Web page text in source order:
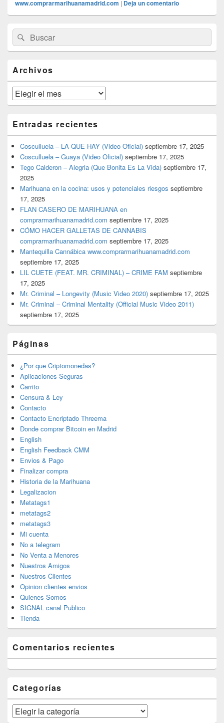
www.comprarmarihuanamadrid.com | Deja un comentario
área
de
widget
lateral
primaria
Buscar
por:
Buscar
Archivos
Archivos
Entradas recientes
Cosculluela – LA QUE HAY (Video Oficial) septiembre 17, 2025
Cosculluela – Guaya (Video Oficial) septiembre 17, 2025
Tego Calderon – Alegria (Que Bonita Es La Vida) septiembre 17,
2025
Marihuana en la cocina: usos y potenciales riesgos septiembre
17, 2025
FLAN CASERO DE MARIHUANA en
comprarmarihuanamadrid.com septiembre 17, 2025
CÓMO HACER GALLETAS DE CANNABIS
comprarmarihuanamadrid.com septiembre 17, 2025
Mantequilla Cannábica www.comprarmarihuanamadrid.com
septiembre 17, 2025
LIL CUETE (FEAT. MR. CRIMINAL) – CRIME FAM septiembre
17, 2025
Mr. Criminal – Longevity (Music Video 2020) septiembre 17, 2025
Mr. Criminal – Criminal Mentality (Official Music Video 2011)
septiembre 17, 2025
Páginas
¿Por que Criptomonedas?
Aplicaciones Seguras
Carrito
Censura & Ley
Contacto
Contacto Encriptado Threema
Donde comprar Bitcoin en Madrid
English
English Feedback CMM
Envios & Pago
Finalizar compra
Historia de la Marihuana
Legalizacion
Metatags1
metatags2
metatags3
Mi cuenta
No a telegram
No Venta a Menores
Nuestros Amigos
Nuestros Clientes
Opinion clientes envios
Quienes Somos
SIGNAL canal Publico
Tienda
Comentarios recientes
Categorías
Categorías